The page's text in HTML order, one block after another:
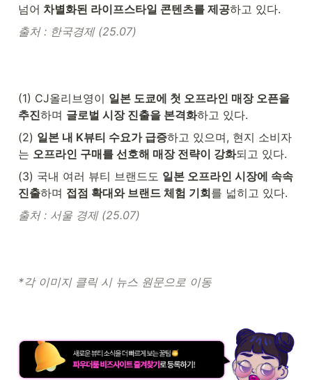
넘어 차별화된 라이프스타일 콘텐츠를 제공하고 있다.
출처 : 한국경제 (25.07)
(1) CJ올리브영이 일본 도쿄에 첫 오프라인 매장 오픈을
추진하며 글로벌 시장 진출을 본격화하고 있다.
(2) 일본 내 K뷰티 수요가 급증하고 있으며, 현지 소비자
는 오프라인 구매를 선호해 매장 전략이 강화되고 있다.
(3) 국내 여러 뷰티 브랜드도 일본 오프라인 시장에 속속
진출하며 접점 확대와 브랜드 체험 기회를 넓히고 있다.
출처 : 서울 경제 (25.07)
*각 이미지 클릭 시 뉴스 원문으로 이동